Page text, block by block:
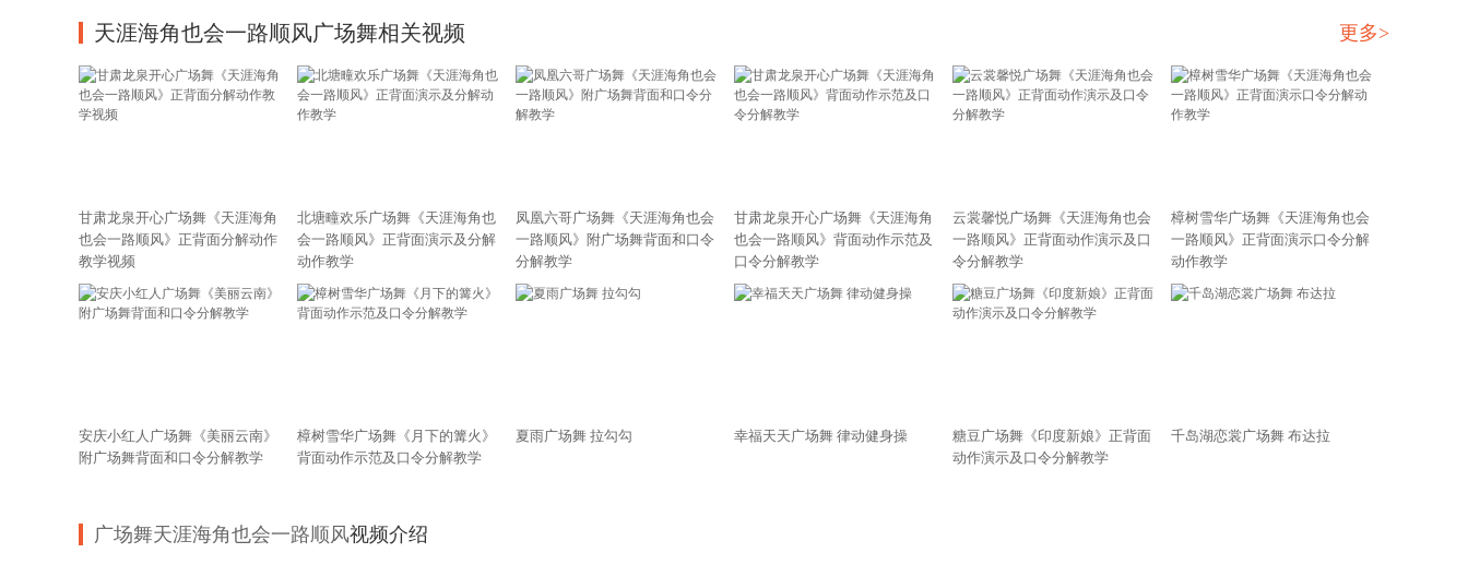
天涯海角也会一路顺风广场舞相关视频 更多>
甘肃龙泉开心广场舞《天涯海角
也会一路顺风》正背面分解动作
教学视频
北塘疃欢乐广场舞《天涯海角也
会一路顺风》正背面演示及分解
动作教学
凤凰六哥广场舞《天涯海角也会
一路顺风》附广场舞背面和口令
分解教学
甘肃龙泉开心广场舞《天涯海角
也会一路顺风》背面动作示范及
口令分解教学
云裳馨悦广场舞《天涯海角也会
一路顺风》正背面动作演示及口
令分解教学
樟树雪华广场舞《天涯海角也会
一路顺风》正背面演示口令分解
动作教学
安庆小红人广场舞《美丽云南》
附广场舞背面和口令分解教学
樟树雪华广场舞《月下的篝火》
背面动作示范及口令分解教学
夏雨广场舞 拉勾勾 幸福天天广场舞 律动健身操
糖豆广场舞《印度新娘》正背面
动作演示及口令分解教学
千岛湖恋裳广场舞 布达拉
广场舞天涯海角也会一路顺风视频介绍